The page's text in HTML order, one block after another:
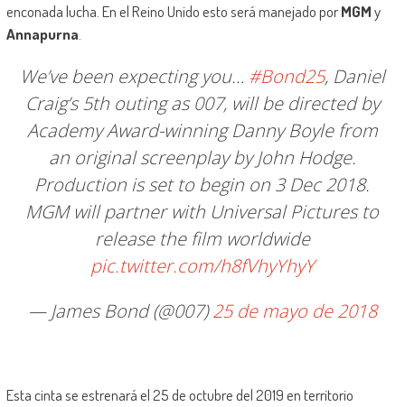
enconada lucha. En el Reino Unido esto será manejado porMGMy
Annapurna
We’ve been expecting you… #Bond25, Daniel
Craig’s 5th outing as 007, will be directed by
Academy Award-winning Danny Boyle from
an original screenplay by John Hodge.
Production is set to begin on 3 Dec 2018.
MGM will partner with Universal Pictures to
release the film worldwide
pic.twitter.com/h8fVhyYhyY
— James Bond (@007)25 de mayo de 2018
Esta cinta se estrenará el 25 de octubre del 2019 en territorio